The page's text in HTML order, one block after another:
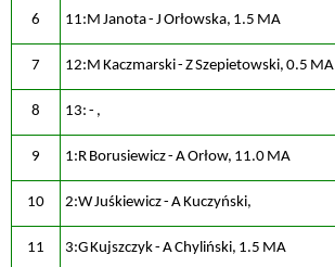
6 11:M Janota - J Orłowska, 1.5 MA
7 12:M Kaczmarski - Z Szepietowski, 0.5 MA
8 13: - ,
9 1:R Borusiewicz - A Orłow, 11.0 MA
10 2:W Juśkiewicz - A Kuczyński,
11 3:G Kujszczyk - A Chyliński, 1.5 MA